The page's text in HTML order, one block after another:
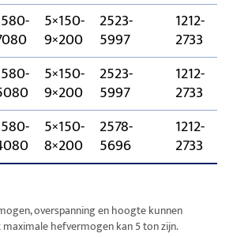
5×150-
9×200
2523-
5997
1212-
2733
5×150-
9×200
2523-
5997
1212-
2733
5×150-
8×200
2578-
5696
1212-
2733
overspanning en hoogte kunnen
hefvermogen kan 5 ton zijn.